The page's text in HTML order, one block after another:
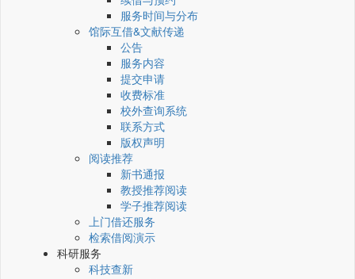
服务时间与分布
馆际互借&文献传递
公告
服务内容
提交申请
收费标准
校外查询系统
联系方式
版权声明
阅读推荐
新书通报
教授推荐阅读
学子推荐阅读
上门借还服务
检索借阅演示
科研服务
科技查新